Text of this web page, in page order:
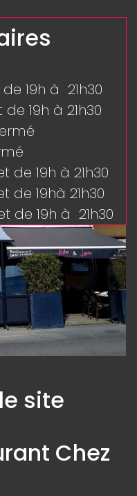
19h à 21h30
19h à 21h30
de 19h à 21h30
de 19hà 21h30
de 19h à 21h30
site
Chez